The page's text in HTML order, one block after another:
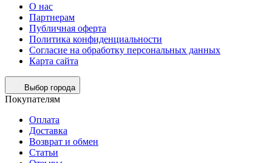
О нас
Партнерам
Публичная оферта
Политика конфиденциальности
Согласие на обработку персональных данных
Карта сайта
Выбор города
Покупателям
Оплата
Доставка
Возврат и обмен
Статьи